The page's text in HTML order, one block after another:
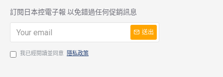
訂閱日本控電子報 以免錯過任何促銷訊息
送出
我已經閱讀並同意 隱私政策